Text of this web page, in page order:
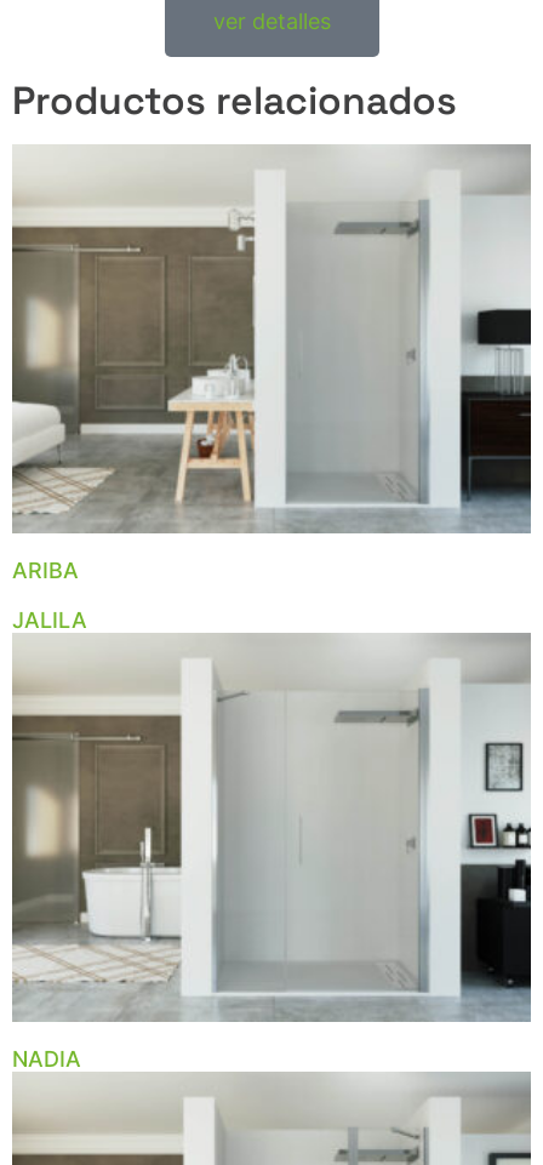
ver detalles
Productos relacionados
ARIBA
JALILA
NADIA